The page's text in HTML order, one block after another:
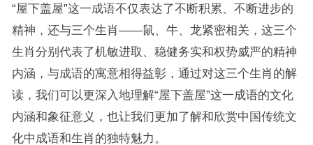
“屋下盖屋”这一成语不仅表达了不断积累、不断进步的
精神，还与三个生肖——鼠、牛、龙紧密相关，这三个
生肖分别代表了机敏进取、稳健务实和权势威严的精神
内涵，与成语的寓意相得益彰，通过对这三个生肖的解
读，我们可以更深入地理解“屋下盖屋”这一成语的文化
内涵和象征意义，也让我们更加了解和欣赏中国传统文
化中成语和生肖的独特魅力。